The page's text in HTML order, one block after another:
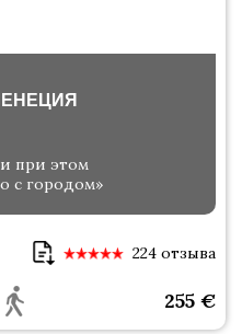
при этом
с городом»
224 отзыва
255 €